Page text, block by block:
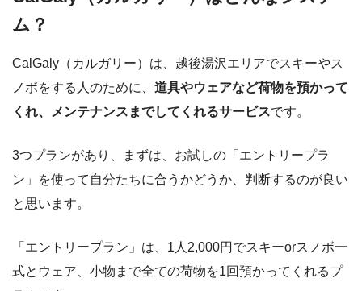
ム？
CalGaly（カルガリー）は、越後湯沢エリアでスキーやス
ノボをする人のために、 道具やウェアなど荷物を預かって
くれ、メンテナンスまでしてくれるサービスです。
3つプランがあり、まずは、お試しの「エントリープラ
ン」を使って自分たちに合うかどうか、判断するのが良い
と思います。
「エントリープラン」は、1人2,000円でスキーorスノボ一
式とウェア、小物まで全ての荷物を1回預かってくれるプ